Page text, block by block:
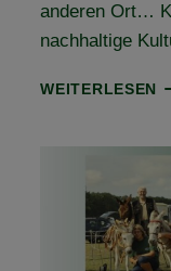
anderen Ort…
nachhaltige
WEITERLESEN